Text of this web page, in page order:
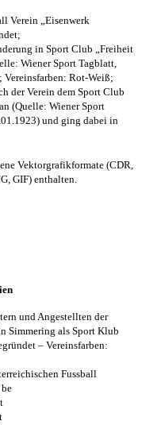
Verein „Eisenwerk
in Sport Club „Freiheit
Wiener Sport Tagblatt,
Vereinsfarben: Rot-Weiß;
der Verein dem Sport Club
(Quelle: Wiener Sport
und ging dabei in
Vektorgrafikformate (CDR,
GIF) enthalten.
und Angestellten der
Simmering als Sport Klub
– Vereinsfarben:
Fussball
be